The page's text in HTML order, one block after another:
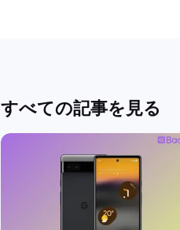
すべての記事を見る